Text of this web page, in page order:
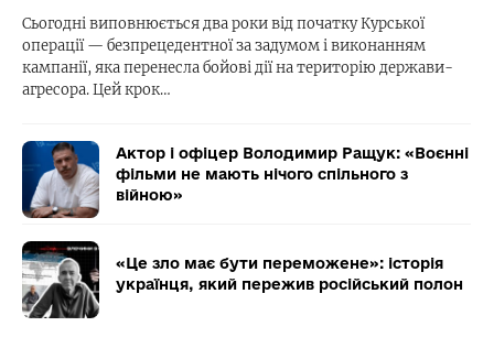
Сьогодні виповнюється два роки від початку Курської
операції — безпрецедентної за задумом і виконанням
кампанії, яка перенесла бойові дії на територію держави-
агресора. Цей крок…
Актор і офіцер Володимир Ращук: «Воєнні
фільми не мають нічого спільного з
війною»
«Це зло має бути переможене»: історія
українця, який пережив російський полон